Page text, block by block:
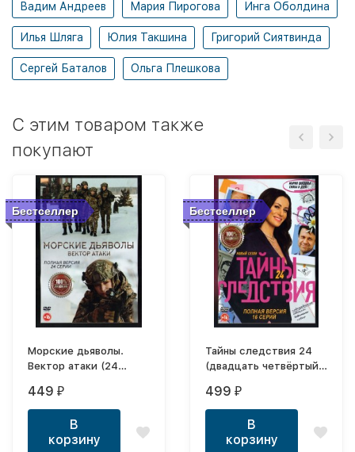
Вадим Андреев Мария Пирогова Инга Оболдина
Илья Шляга Юлия Такшина Григорий Сиятвинда
Сергей Баталов Ольга Плешкова
C этим товаром также
покупают
Бестселлер
Морские дьяволы.
Вектор атаки (24
(16+)
449 ₽
В
корзину
Бестселлер
Тайны следствия 24
(двадцать четвёртый
полная верися) (16+)
499 ₽
В
корзину